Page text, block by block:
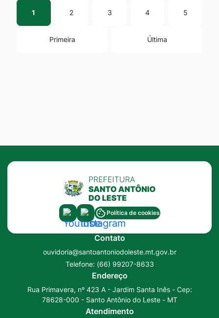
Primeira
1 2 3 4 5
Última
Acessar
a
Social
Youtube
Acessar
a
Rede
Social
Instagram
Política de cookies
Contato
ouvidoria@santoantoniodoleste.mt.gov.br
Telefone: (66) 99207-8633
Endereço
Rua Primavera, nº 423 A - Jardim Santa Inês - Cep:
78628-000 - Santo Antônio do Leste - MT
Atendimento